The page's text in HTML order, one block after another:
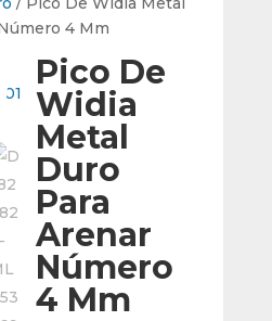
4 Mm
Pico De
Widia
Metal
Duro
Para
Arenar
Número
4 Mm